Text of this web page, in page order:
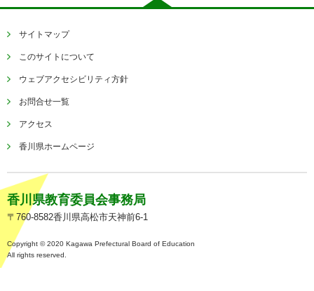
サイトマップ
このサイトについて
ウェブアクセシビリティ方針
お問合せ一覧
アクセス
香川県ホームページ
香川県教育委員会事務局
〒760-8582香川県高松市天神前6-1
Copyright © 2020 Kagawa Prefectural Board of Education
All rights reserved.